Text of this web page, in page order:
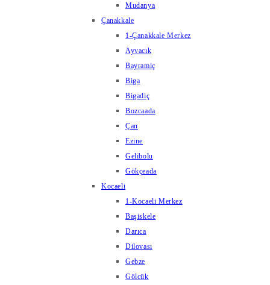
Mudanya
Çanakkale
1-Çanakkale Merkez
Ayvacık
Bayramiç
Biga
Bigadiç
Bozcaada
Çan
Ezine
Gelibolu
Gökçeada
Kocaeli
1-Kocaeli Merkez
Başiskele
Darıca
Dilovası
Gebze
Gölcük